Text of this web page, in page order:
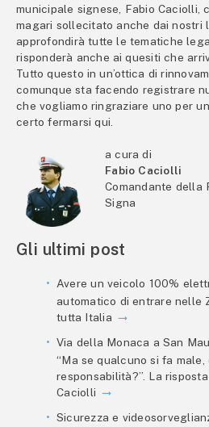
municipale signese, Fabio Caciolli,
magari sollecitato anche dai nostri
approfondirà tutte le tematiche
risponderà anche ai quesiti che
Tutto questo in un’ottica di
comunque sta facendo registrare
che vogliamo ringraziare uno per
certo fermarsi qui.
a cura di
Fabio Caciolli
Comandante della
Signa
Gli ultimi post
Avere un veicolo 100%
automatico di entrare nelle
tutta Italia
Via della Monaca a San
“Ma se qualcuno si fa male,
responsabilità?”. La
Caciolli
Sicurezza e